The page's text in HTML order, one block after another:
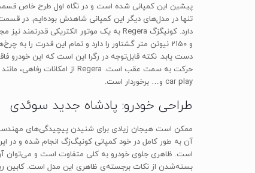
پیشین این کمپانی شده است و در نگاه اول طرح خاص
دست یابد. نکته قابل‌توجه در رگرا این است که این خودرو
car play‌ و… برخوردار است.
طراحی خودرو: پادشاه جدید سوئدی
ممکن است هیجان زیادی برای شنیدن پیچیدگی‌های مهندسی
آن به طور کامل در خود کمپانی کونیگ‌زگ انجام شده و در
است. ظاهری جلوی خودرو به کلی متفاوت است و می‌توان آن
بسته‌شدن از نکات برجسته‌ی ظاهری این مدل است. کابین